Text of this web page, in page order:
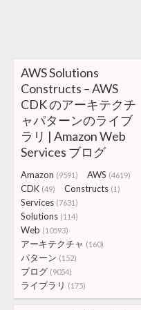
AWS Solutions
Constructs – AWS
CDK のアーキテクチ
ャパターンのライブ
ラリ | Amazon Web
Services ブログ
Amazon (9591) AWS (4619)
CDK (49) Constructs (1)
Services (7631)
Solutions (114)
Web (10593)
アーキテクチャ (160)
パターン (152)
ブログ (9054)
ライブラリ (175)